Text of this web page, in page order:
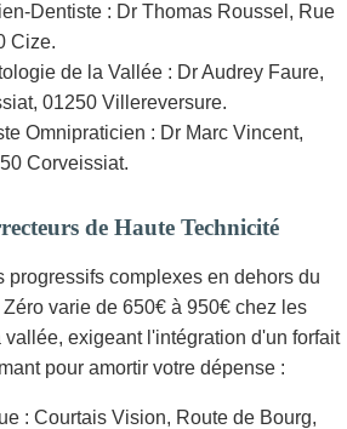
Dentiste : Dr Thomas Roussel, Rue
Cize.
de la Vallée : Dr Audrey Faure,
01250 Villereversure.
Omnipraticien : Dr Marc Vincent,
Corveissiat.
de Haute Technicité
progressifs complexes en dehors du
varie de 650€ à 950€ chez les
exigeant l'intégration d'un forfait
pour amortir votre dépense :
: Courtais Vision, Route de Bourg,